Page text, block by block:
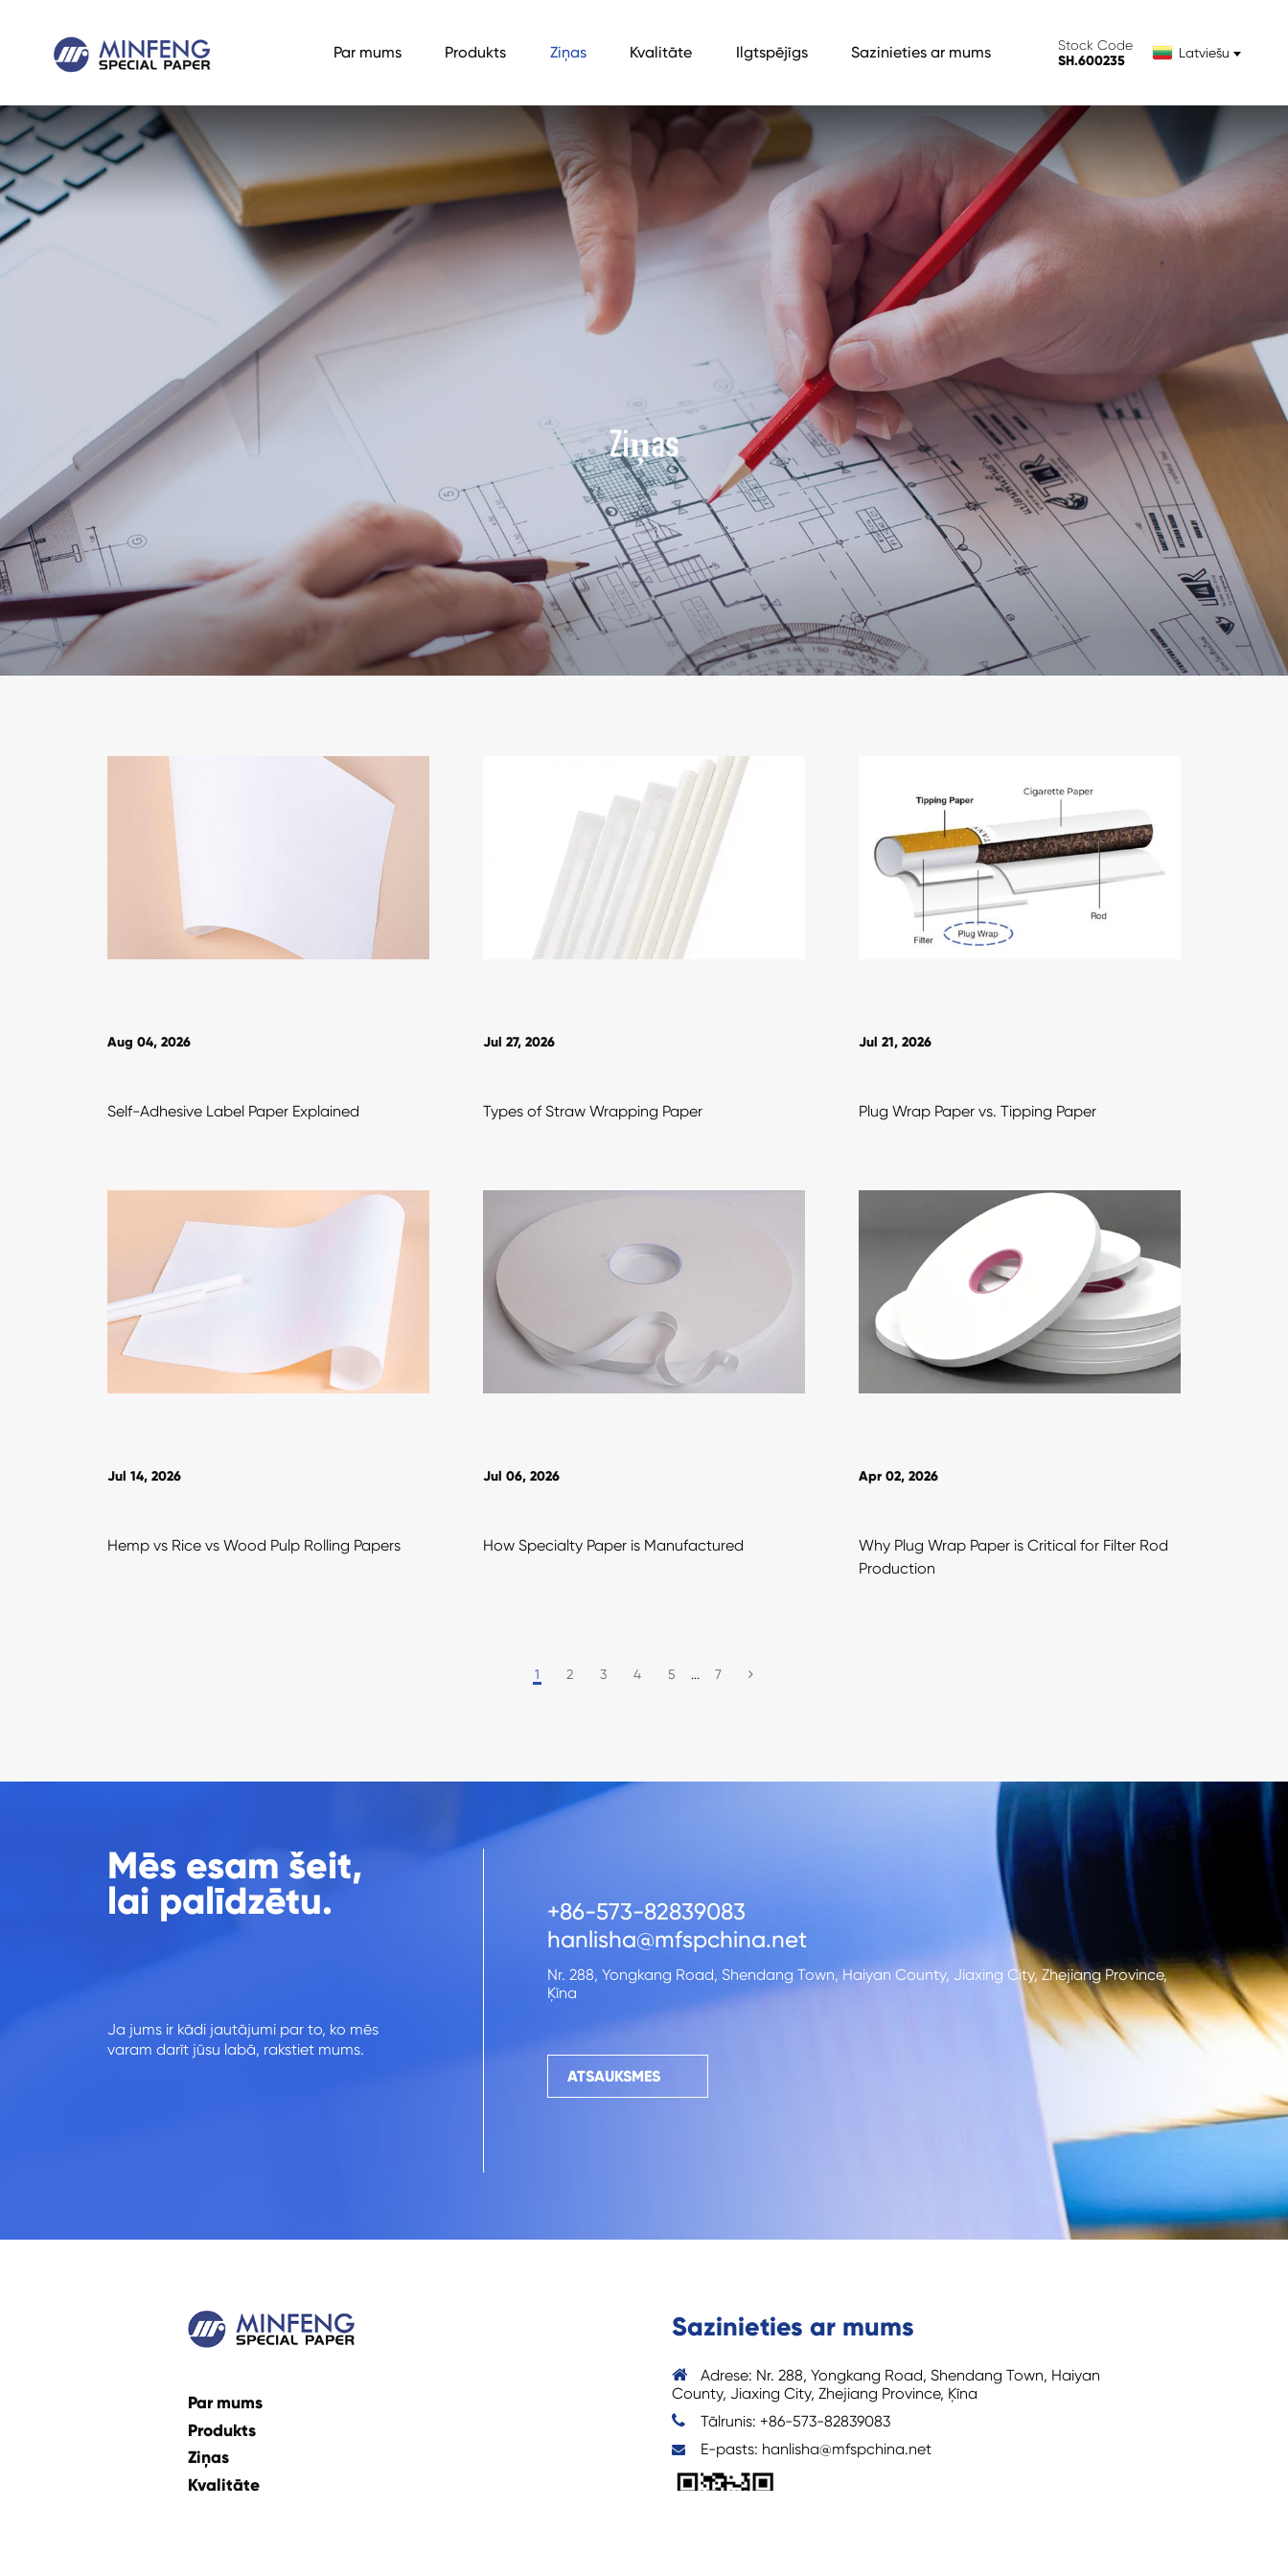
Par mums Produkts Ziņas Kvalitāte Ilgtspējīgs Sazinieties ar mums Stock Code
SH.600235 Latviešu
Ziņas
Aug 04, 2026
Self-Adhesive Label Paper Explained
Jul 27, 2026
Types of Straw Wrapping Paper
Jul 21, 2026
Plug Wrap Paper vs. Tipping Paper
Jul 14, 2026
Hemp vs Rice vs Wood Pulp Rolling Papers
Jul 06, 2026
How Specialty Paper is Manufactured
Apr 02, 2026
Why Plug Wrap Paper is Critical for Filter Rod
Production
1 2 3 4 5 ... 7
Mēs esam šeit,
lai palīdzētu.
Ja jums ir kādi jautājumi par to, ko mēs
varam darīt jūsu labā, rakstiet mums.
+86-573-82839083
hanlisha@mfspchina.net
Nr. 288, Yongkang Road, Shendang Town, Haiyan County, Jiaxing City, Zhejiang Province,
Ķīna
ATSAUKSMES
Par mums
Produkts
Ziņas
Kvalitāte
Sazinieties ar mums
Adrese: Nr. 288, Yongkang Road, Shendang Town, Haiyan
County, Jiaxing City, Zhejiang Province, Ķīna
Tālrunis: +86-573-82839083
E-pasts: hanlisha@mfspchina.net